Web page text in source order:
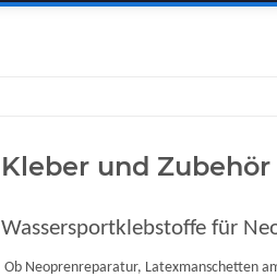
Kleber und Zubehör
Wassersportklebstoffe für
Ob Neoprenreparatur, Latexmanschetten